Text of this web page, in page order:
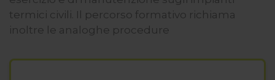
ti invitiamo a consultare le "Informazioni sui Cookie" qui
sopra.
termici civili. Il percorso formativo richiama
inoltre le analoghe procedure